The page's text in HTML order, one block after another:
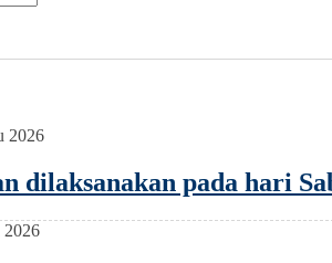
2026
dilaksanakan pada hari
2026